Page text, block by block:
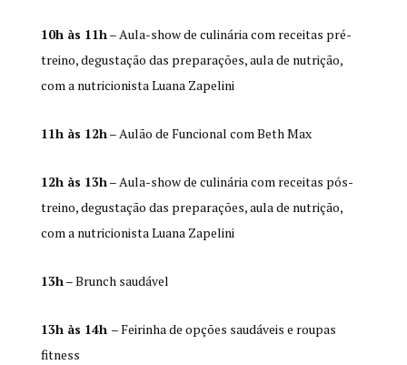
10h às 11h– Aula-show de culinária com receitas pré-
treino, degustação das preparações, aula de nutrição,
com a nutricionista Luana Zapelini
11h às 12h– Aulão de Funcional com Beth Max
12h às 13h– Aula-show de culinária com receitas pós-
treino, degustação das preparações, aula de nutrição,
com a nutricionista Luana Zapelini
13h– Brunch saudável
13h às 14h – Feirinha de opções saudáveis e roupas
fitness